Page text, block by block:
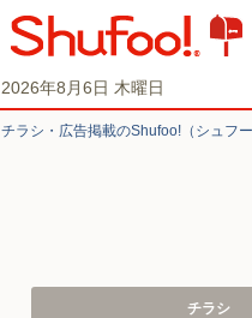
2026年8月6日 木曜日
チラシ・​広告掲載の​Shufoo!​（シュフー
チラシ